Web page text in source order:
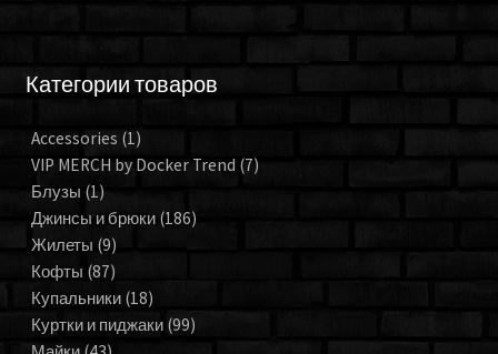
Категории товаров
Accessories (1)
VIP MERCH by Docker Trend (7)
Блузы (1)
Джинсы и брюки (186)
Жилеты (9)
Кофты (87)
Купальники (18)
Куртки и пиджаки (99)